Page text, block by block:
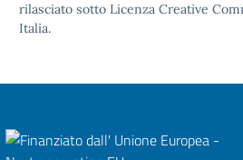
rilasciato sotto Licenza Creative
Italia.